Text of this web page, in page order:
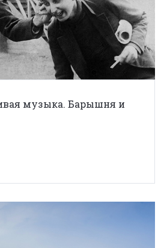
музыка. Барышня и